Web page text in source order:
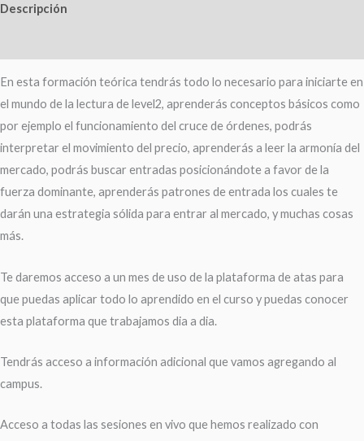
Descripción
En esta formación teórica tendrás todo lo necesario para iniciarte en
el mundo de la lectura de level2, aprenderás conceptos básicos como
por ejemplo el funcionamiento del cruce de órdenes, podrás
interpretar el movimiento del precio, aprenderás a leer la armonía del
mercado, podrás buscar entradas posicionándote a favor de la
fuerza dominante, aprenderás patrones de entrada los cuales te
darán una estrategia sólida para entrar al mercado, y muchas cosas
más.
Te daremos acceso a un mes de uso de la plataforma de atas para
que puedas aplicar todo lo aprendido en el curso y puedas conocer
esta plataforma que trabajamos dia a dia.
Tendrás acceso a información adicional que vamos agregando al
campus.
Acceso a todas las sesiones en vivo que hemos realizado con